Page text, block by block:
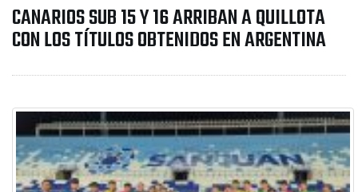
CANARIOS SUB 15 Y 16 ARRIBAN A QUILLOTA
CON LOS TÍTULOS OBTENIDOS EN ARGENTINA